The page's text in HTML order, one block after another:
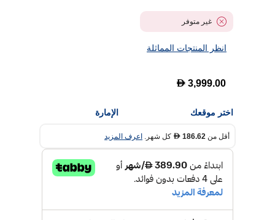
غير متوفر
انظر المنتجات المماثلة
D 3,999.00
اختر موقعك الإمارة
أقل من D 186.62 كل شهر. اعرف المزيد